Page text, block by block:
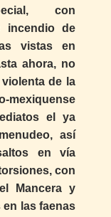
con
incendio de
vistas en
ahora, no
de la
mexiquense
el ya
así
en vía
con
Mancera y
las faenas